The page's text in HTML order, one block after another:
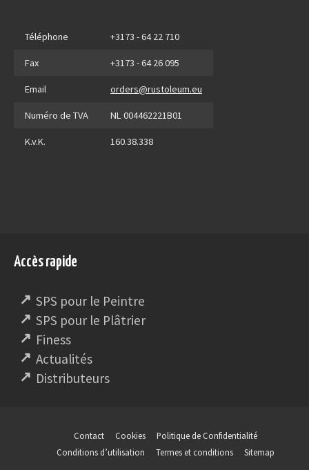
Téléphone +3173 - 64 22 710
Fax +3173 - 64 26 095
Email orders@rustoleum.eu
Numéro de TVA NL 004462221B01
K.v.K. 160.38.338
Accès rapide
SPS pour le Peintre
SPS pour le Plâtrier
Finess
Actualités
Distributeurs
Contact Cookies
Politique de Confidentialité
Conditions d’utilisation
Termes et conditions Sitemap